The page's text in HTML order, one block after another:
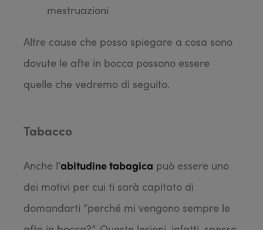
mestruazioni
Altre cause che posso spiegare a cosa sono
dovute le afte in bocca possono essere
quelle che vedremo di seguito.
Tabacco
Anche l’abitudine tabagica può essere uno
dei motivi per cui ti sarà capitato di
domandarti “perché mi vengono sempre le